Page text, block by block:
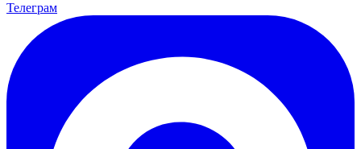
Телеграм